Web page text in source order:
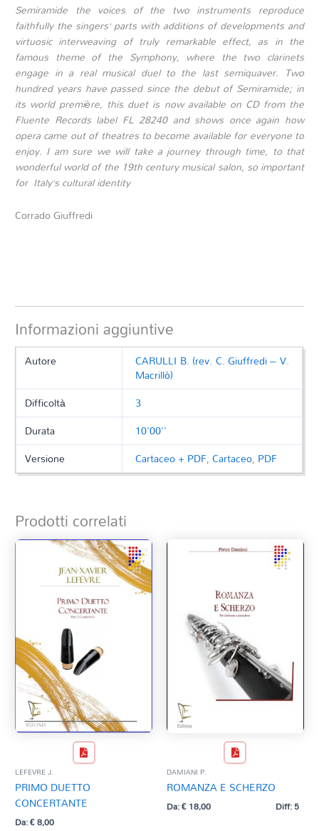
Semiramide the voices of the two instruments reproduce
faithfully the singers’ parts with additions of developments and
virtuosic interweaving of truly remarkable effect, as in the
famous theme of the Symphony, where the two clarinets
engage in a real musical duel to the last semiquaver. Two
hundred years have passed since the debut of Semiramide; in
its world première, this duet is now available on CD from the
Fluente Records label FL 28240 and shows once again how
opera came out of theatres to become available for everyone to
enjoy. I am sure we will take a journey through time, to that
wonderful world of the 19th century musical salon, so important
for Italy’s cultural identity
Corrado Giuffredi
Informazioni aggiuntive
Autore CARULLI B. (rev. C. Giuffredi – V.
Macrillò)
Difficoltà
3
Durata
10'00''
Versione
Cartaceo + PDF,Cartaceo, PDF
Prodotti correlati
LEFEVRE J.
PRIMO DUETTO
CONCERTANTE
Da:€8,00
DAMIANI P.
ROMANZA E SCHERZO
Da:€18,00 Diff: 5